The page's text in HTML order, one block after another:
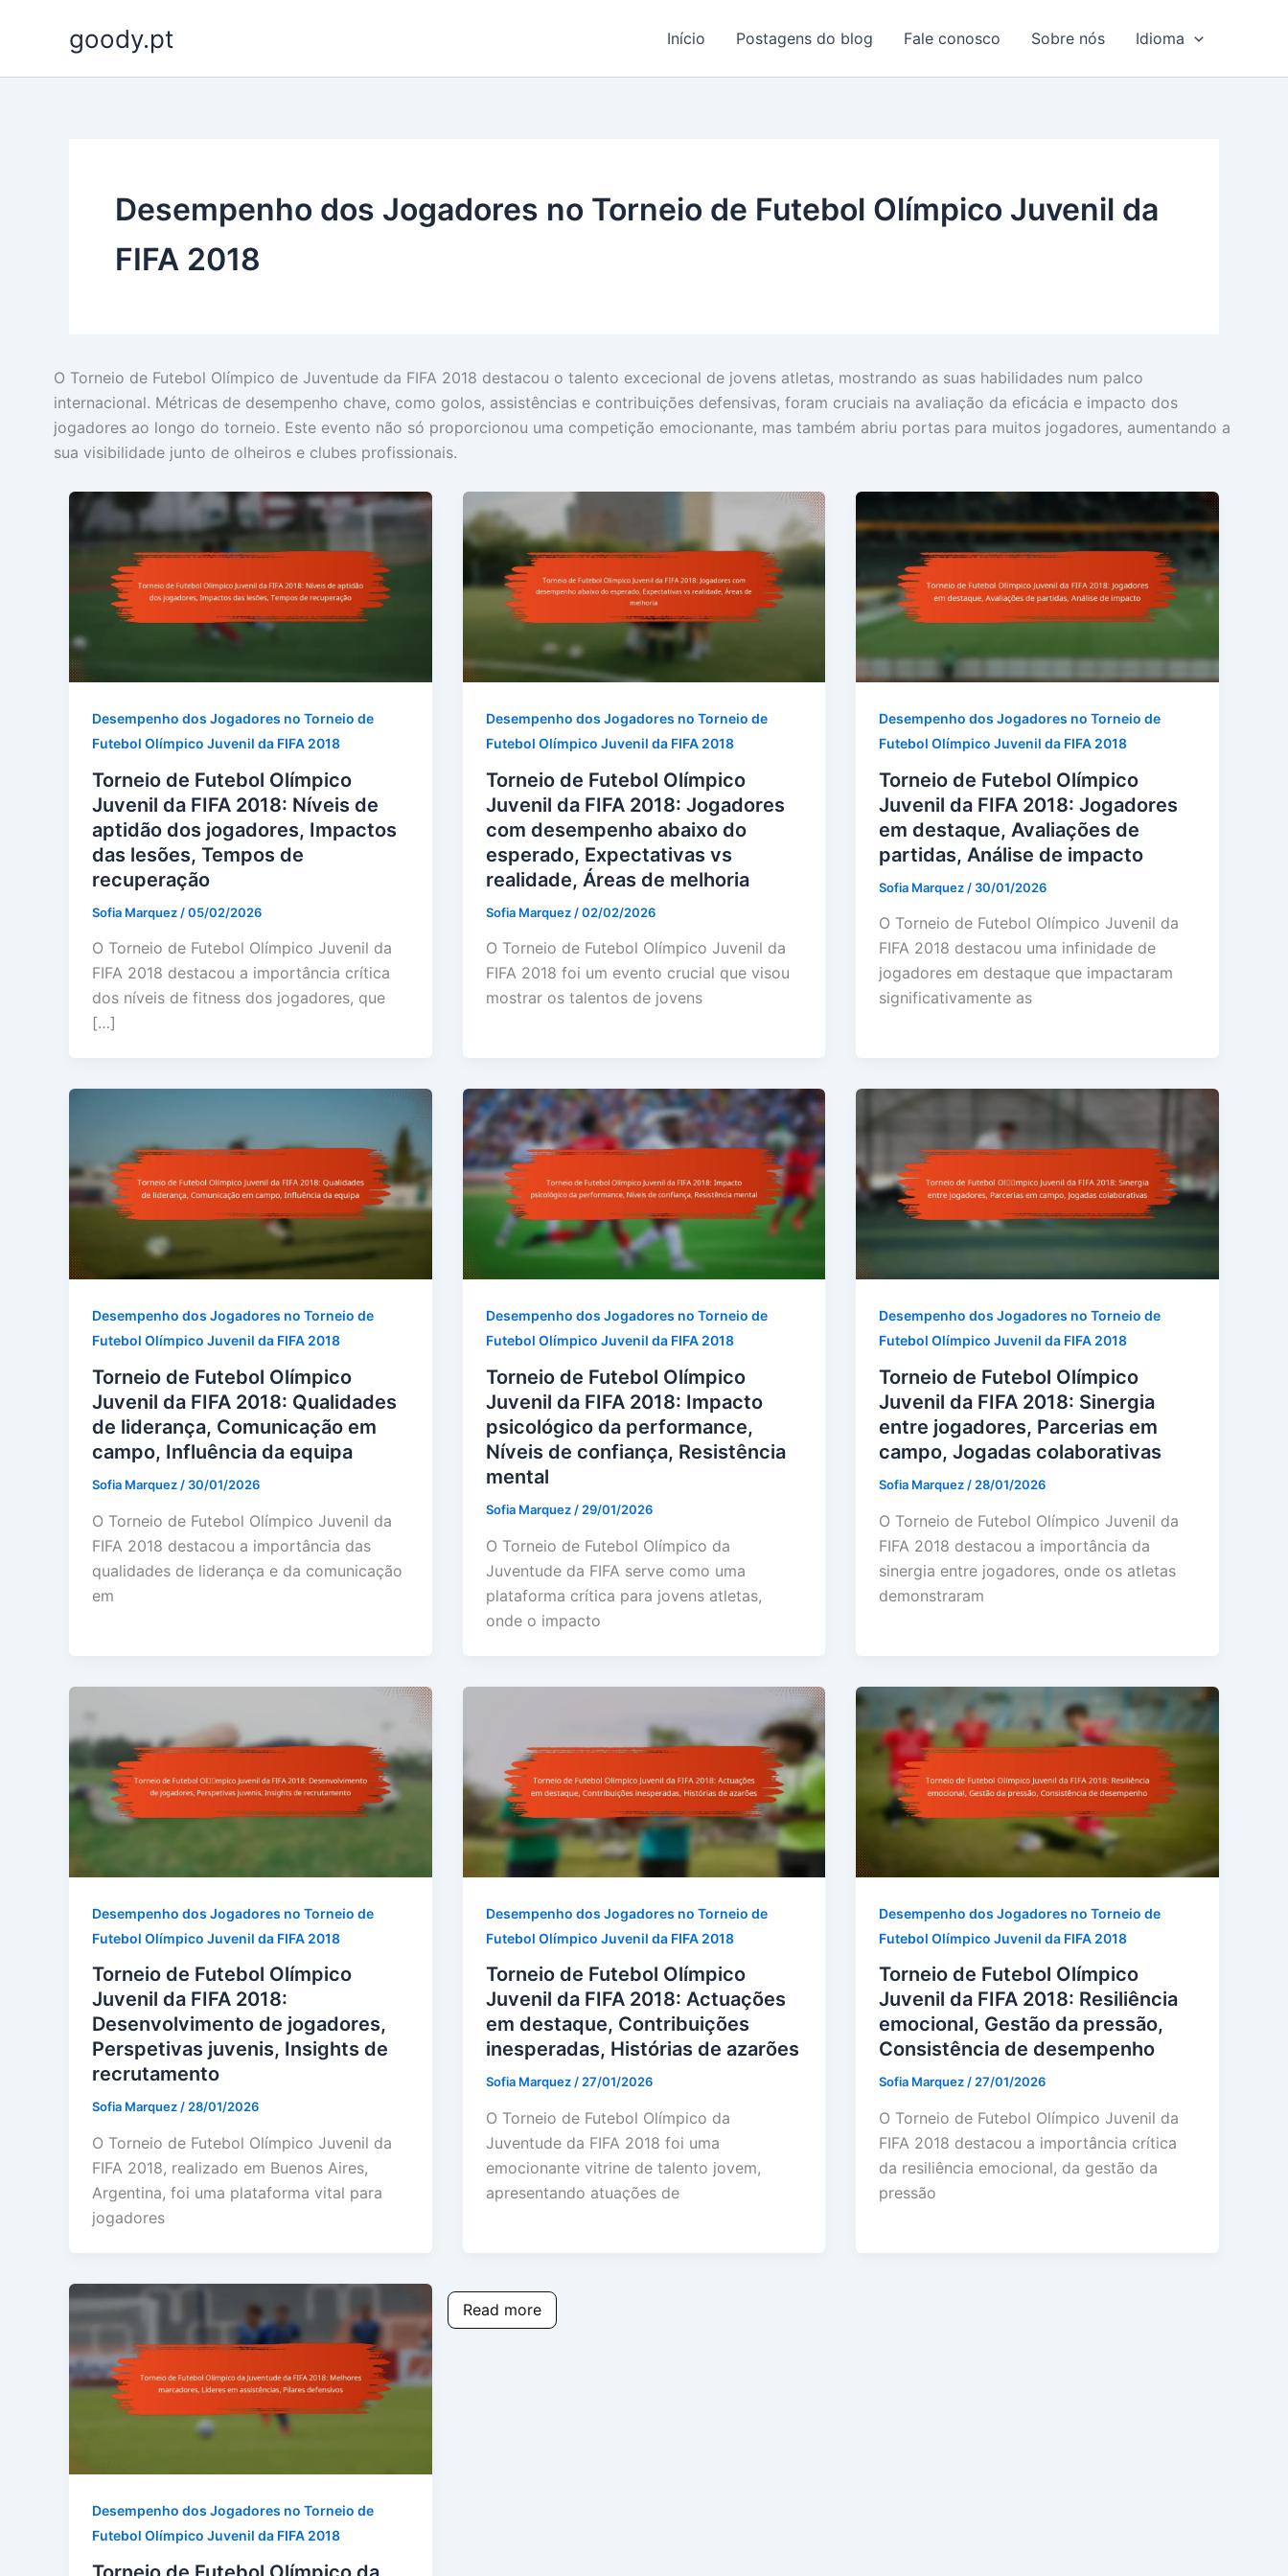
goody.pt Início Postagens do blog Fale conosco Sobre nós Idioma
Desempenho dos Jogadores no Torneio de Futebol Olímpico Juvenil da
FIFA 2018
O Torneio de Futebol Olímpico de Juventude da FIFA 2018 destacou o talento excecional de jovens atletas, mostrando as suas habilidades num palco
internacional. Métricas de desempenho chave, como golos, assistências e contribuições defensivas, foram cruciais na avaliação da eficácia e impacto dos
jogadores ao longo do torneio. Este evento não só proporcionou uma competição emocionante, mas também abriu portas para muitos jogadores, aumentando a
sua visibilidade junto de olheiros e clubes profissionais.
Desempenho dos Jogadores no Torneio de
Futebol Olímpico Juvenil da FIFA 2018
Torneio de Futebol Olímpico
Juvenil da FIFA 2018: Níveis de
aptidão dos jogadores, Impactos
das lesões, Tempos de
recuperação
Sofia Marquez /05/02/2026
O Torneio de Futebol Olímpico Juvenil da
FIFA 2018 destacou a importância crítica
dos níveis de fitness dos jogadores, que
[…]
Desempenho dos Jogadores no Torneio de
Futebol Olímpico Juvenil da FIFA 2018
Torneio de Futebol Olímpico
Juvenil da FIFA 2018: Jogadores
com desempenho abaixo do
esperado, Expectativas vs
realidade, Áreas de melhoria
Sofia Marquez /02/02/2026
O Torneio de Futebol Olímpico Juvenil da
FIFA 2018 foi um evento crucial que visou
mostrar os talentos de jovens
Desempenho dos Jogadores no Torneio de
Futebol Olímpico Juvenil da FIFA 2018
Torneio de Futebol Olímpico
Juvenil da FIFA 2018: Jogadores
em destaque, Avaliações de
partidas, Análise de impacto
Sofia Marquez / 30/01/2026
O Torneio de Futebol Olímpico Juvenil da
FIFA 2018 destacou uma infinidade de
jogadores em destaque que impactaram
significativamente as
Desempenho dos Jogadores no Torneio de
Futebol Olímpico Juvenil da FIFA 2018
Torneio de Futebol Olímpico
Juvenil da FIFA 2018: Qualidades
de liderança, Comunicação em
campo, Influência da equipa
Sofia Marquez / 30/01/2026
O Torneio de Futebol Olímpico Juvenil da
FIFA 2018 destacou a importância das
qualidades de liderança e da comunicação
em
Desempenho dos Jogadores no Torneio de
Futebol Olímpico Juvenil da FIFA 2018
Torneio de Futebol Olímpico
Juvenil da FIFA 2018: Impacto
psicológico da performance,
Níveis de confiança, Resistência
mental
Sofia Marquez / 29/01/2026
O Torneio de Futebol Olímpico da
Juventude da FIFA serve como uma
plataforma crítica para jovens atletas,
onde o impacto
Desempenho dos Jogadores no Torneio de
Futebol Olímpico Juvenil da FIFA 2018
Torneio de Futebol Olímpico
Juvenil da FIFA 2018: Sinergia
entre jogadores, Parcerias em
campo, Jogadas colaborativas
Sofia Marquez / 28/01/2026
O Torneio de Futebol Olímpico Juvenil da
FIFA 2018 destacou a importância da
sinergia entre jogadores, onde os atletas
demonstraram
Desempenho dos Jogadores no Torneio de
Futebol Olímpico Juvenil da FIFA 2018
Torneio de Futebol Olímpico
Juvenil da FIFA 2018:
Desenvolvimento de jogadores,
Perspetivas juvenis, Insights de
recrutamento
Sofia Marquez/28/01/2026
O Torneio de Futebol Olímpico Juvenil da
FIFA 2018, realizado em Buenos Aires,
Argentina, foi uma plataforma vital para
jogadores
Desempenho dos Jogadores no Torneio de
Futebol Olímpico Juvenil da FIFA 2018
Torneio de Futebol Olímpico
Juvenil da FIFA 2018: Actuações
em destaque, Contribuições
inesperadas, Histórias de azarões
Sofia Marquez/27/01/2026
O Torneio de Futebol Olímpico da
Juventude da FIFA 2018 foi uma
emocionante vitrine de talento jovem,
apresentando atuações de
Desempenho dos Jogadores no Torneio de
Futebol Olímpico Juvenil da FIFA 2018
Torneio de Futebol Olímpico
Juvenil da FIFA 2018: Resiliência
emocional, Gestão da pressão,
Consistência de desempenho
Sofia Marquez/27/01/2026
O Torneio de Futebol Olímpico Juvenil da
FIFA 2018 destacou a importância crítica
da resiliência emocional, da gestão da
pressão
Desempenho dos Jogadores no Torneio de
Futebol Olímpico Juvenil da FIFA 2018
Read more